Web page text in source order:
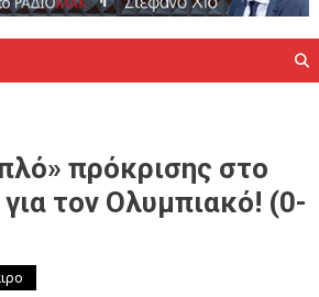
πρόκρισης στο
τον Ολυμπιακό! (0-